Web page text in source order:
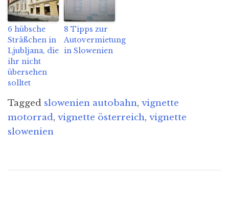
6 hübsche
Sträßchen in
Ljubljana, die
ihr nicht
übersehen
solltet
8 Tipps zur
Autovermietung
in Slowenien
Tagged slowenien autobahn, vignette
motorrad, vignette österreich, vignette
slowenien